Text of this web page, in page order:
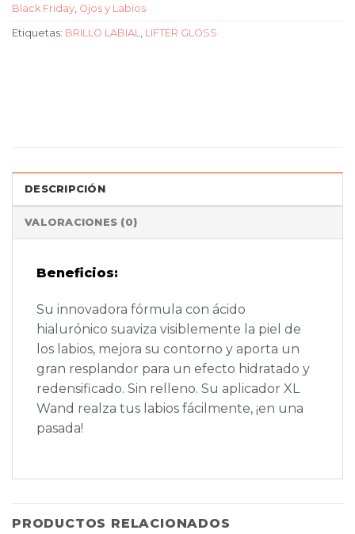
Black Friday, Ojos y Labios
Etiquetas: BRILLO LABIAL, LIFTER GLOSS
DESCRIPCIÓN
VALORACIONES (0)
Beneficios:
Su innovadora fórmula con ácido
hialurónico suaviza visiblemente la piel de
los labios, mejora su contorno y aporta un
gran resplandor para un efecto hidratado y
redensificado. Sin relleno. Su aplicador XL
Wand realza tus labios fácilmente, ¡en una
pasada!
PRODUCTOS RELACIONADOS